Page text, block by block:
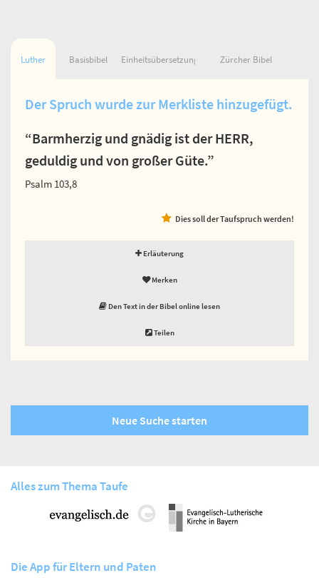
Luther Basisbibel Einheitsübersetzung Zürcher Bibel
Der Spruch wurde zur Merkliste hinzugefügt.
“Barmherzig und gnädig ist der HERR,
geduldig und von großer Güte.”
Psalm 103,8
Dies soll der Taufspruch werden!
Erläuterung
Merken
Den Text in der Bibel online lesen
Teilen
Neue Suche starten
Alles zum Thema Taufe
Die App für Eltern und Paten